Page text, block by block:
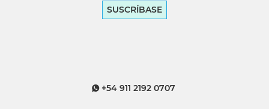
SUSCRÍBASE
+54 911 2192 0707